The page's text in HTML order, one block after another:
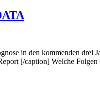
in den kommenden
[/caption] Welche Folgen